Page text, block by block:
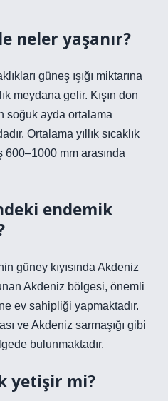
neler yaşanır?
güneş ışığı miktarına
meydana gelir. Kışın don
soğuk ayda ortalama
Ortalama yıllık sıcaklık
600–1000 mm arasında
endemik
güney kıyısında Akdeniz
Akdeniz bölgesi, önemli
ev sahipliği yapmaktadır.
ve Akdeniz sarmaşığı gibi
bulunmaktadır.
yetişir mi?